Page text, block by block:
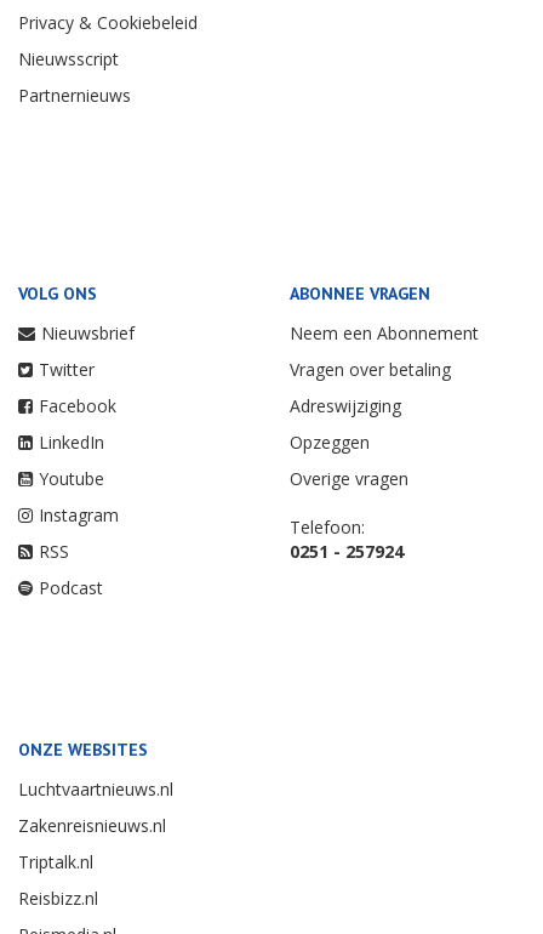
Privacy & Cookiebeleid
Nieuwsscript
Partnernieuws
VOLG ONS
Nieuwsbrief
Twitter
Facebook
LinkedIn
Youtube
Instagram
RSS
Podcast
ABONNEE VRAGEN
Neem een Abonnement
Vragen over betaling
Adreswijziging
Opzeggen
Overige vragen
Telefoon:
0251 - 257924
ONZE WEBSITES
Luchtvaartnieuws.nl
Zakenreisnieuws.nl
Triptalk.nl
Reisbizz.nl